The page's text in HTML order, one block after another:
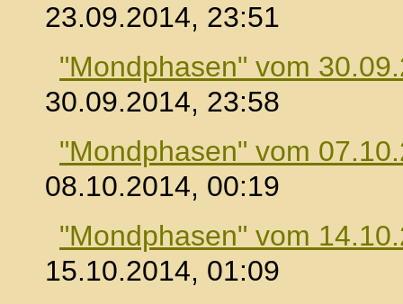
23.09.2014, 23:51
"Mondphasen" vom
30.09.2014, 23:58
"Mondphasen" vom
08.10.2014, 00:19
"Mondphasen" vom
15.10.2014, 01:09